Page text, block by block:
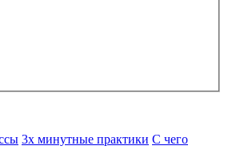
3х минутные практики С чего